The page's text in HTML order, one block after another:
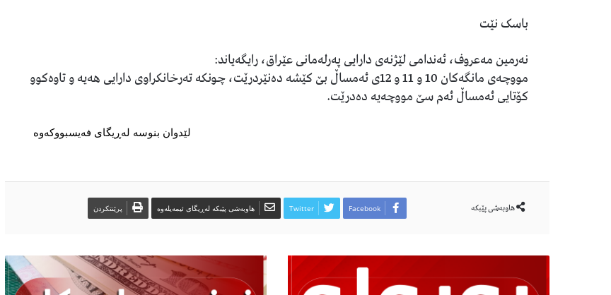
باسک نێت
نەرمین مەعروف، ئەندامی لێژنەی دارایی پەرلەمانی عێراق، رایگەیاند:
مووچەی مانگەكان 10 و 11 و 12ی ئەمساڵ بێ كێشە دەنێردرێت، چونكە تەرخانكراوی دارایی هەیە و تاوەكوو
كۆتایی ئەمساڵ ئەم سێ مووچەیە دەدرێت.
لێدوان بنوسە لەڕیگای فەیسبووکەوە
هاوبەشی پێبكە Facebook
Twitter هاوبەشی پێبکە لەڕیگای ئیمەیلەوە پرێنتکردن